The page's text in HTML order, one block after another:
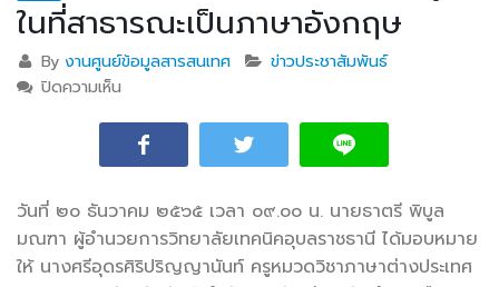
ในที่สาธารณะเป็นภาษาอังกฤษ
Byงานศูนย์ข้อมูลสารสนเทศ
ข่าวประชาสัมพันธ์
ปิดความเห็น
วันที่ ๒๐ ธันวาคม ๒๕๖๕ เวลา ๐๙.๐๐ น. นายธาตรี พิบูล
มณฑา ผู้อำนวยการวิทยาลัยเทคนิคอุบลราชธานี ได้มอบหมาย
ให้ นางศรีอุดรศิริปริญญานันท์ ครูหมวดวิชาภาษาต่างประเทศ